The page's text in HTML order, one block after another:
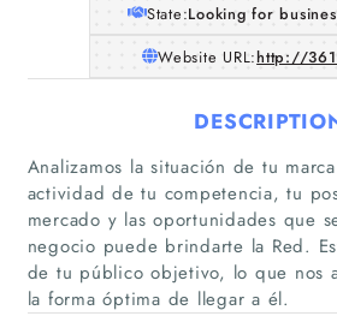
Home
Companies
Articles
State:Looking for
Website URL:http://
Analizamos la situación de tu
actividad de tu competencia, tu
mercado y las oportunidades que
negocio puede brindarte la Red.
de tu público objetivo, lo que nos
la forma óptima de llegar a él.